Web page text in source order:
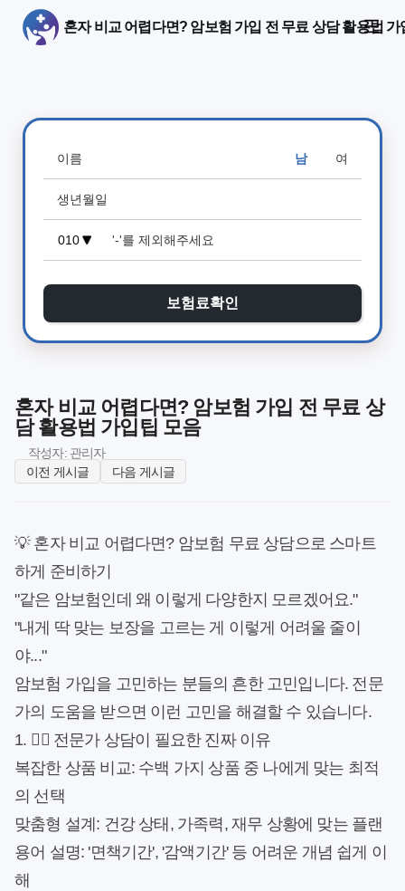
혼자 비교 어렵다면? 암보험 가입 전 무료 상담 활용법 가
남 여
보험료확인
혼자 비교 어렵다면? 암보험 가입 전 무료 상
담 활용법 가입팁 모음
작성자: 관리자
이전 게시글
다음 게시글
💡 혼자 비교 어렵다면? 암보험 무료 상담으로 스마트
하게 준비하기
"같은 암보험인데 왜 이렇게 다양한지 모르겠어요."
"내게 딱 맞는 보장을 고르는 게 이렇게 어려울 줄이
야..."
암보험 가입을 고민하는 분들의 흔한 고민입니다. 전문
가의 도움을 받으면 이런 고민을 해결할 수 있습니다.
1. 👨‍⚕️ 전문가 상담이 필요한 진짜 이유
복잡한 상품 비교: 수백 가지 상품 중 나에게 맞는 최적
의 선택
맞춤형 설계 : 건강 상태, 가족력, 재무 상황에 맞는 플랜
용어 설명: '면책기간', '감액기간' 등 어려운 개념 쉽게 이
해